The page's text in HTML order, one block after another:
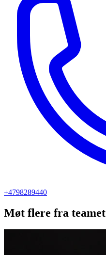
+4798289440
Møt flere fra teamet